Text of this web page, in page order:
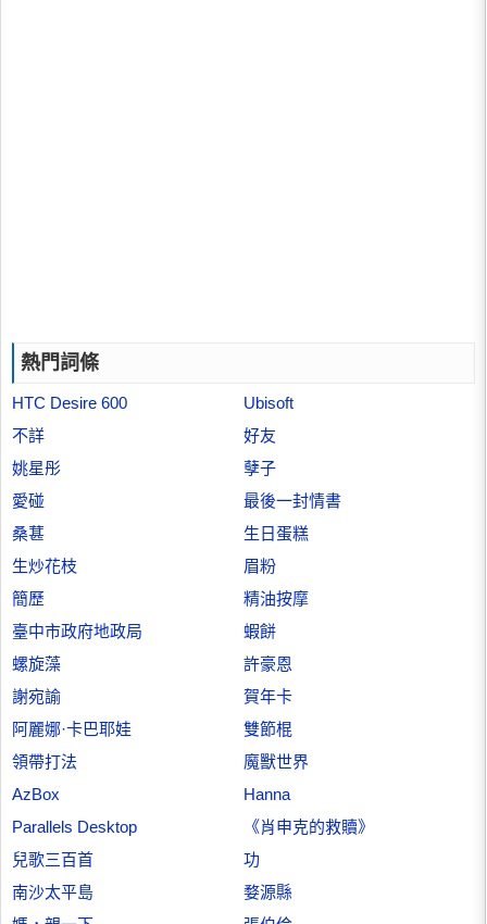
熱門詞條
HTC Desire 600
Ubisoft
不詳
好友
姚星彤
孽子
愛碰
最後一封情書
桑葚
生日蛋糕
生炒花枝
眉粉
簡歷
精油按摩
臺中市政府地政局
蝦餅
螺旋藻
許豪恩
謝宛諭
賀年卡
阿麗娜·卡巴耶娃
雙節棍
領帶打法
魔獸世界
AzBox
Hanna
Parallels Desktop
《肖申克的救贖》
兒歌三百首
功
南沙太平島
婺源縣